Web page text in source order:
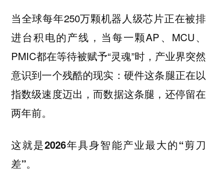
当全球每年250万颗机器人级芯片正在被排
进台积电的产线，当每一颗AP、MCU、
PMIC都在等待被赋予“灵魂”时，产业界突然
意识到一个残酷的现实： 硬件这条腿正在以
指数级速度迈出，而数据这条腿，还停留在
两年前。
这就是2026年具身智能产业最大的“剪刀
差”。